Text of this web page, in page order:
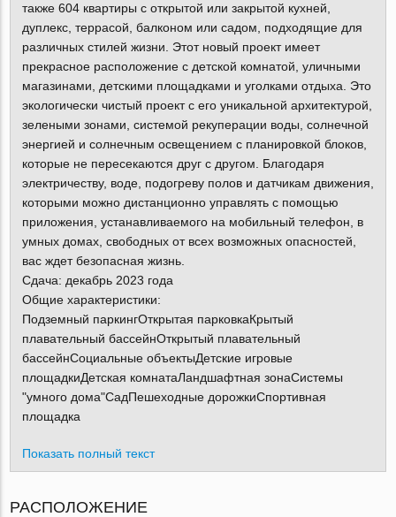
также 604 квартиры с открытой или закрытой кухней,
дуплекс, террасой, балконом или садом, подходящие для
различных стилей жизни. Этот новый проект имеет
прекрасное расположение с детской комнатой, уличными
магазинами, детскими площадками и уголками отдыха. Это
экологически чистый проект с его уникальной архитектурой,
зелеными зонами, системой рекуперации воды, солнечной
энергией и солнечным освещением с планировкой блоков,
которые не пересекаются друг с другом. Благодаря
электричеству, воде, подогреву полов и датчикам движения,
которыми можно дистанционно управлять с помощью
приложения, устанавливаемого на мобильный телефон, в
умных домах, свободных от всех возможных опасностей,
вас ждет безопасная жизнь.
Сдача: декабрь 2023 года
Общие характеристики:
Подземный паркингОткрытая парковкаКрытый
плавательный бассейнОткрытый плавательный
бассейнСоциальные объектыДетские игровые
площадкиДетская комнатаЛандшафтная зонаСистемы
"умного дома"СадПешеходные дорожкиСпортивная
площадка
Показать полный текст
РАСПОЛОЖЕНИЕ